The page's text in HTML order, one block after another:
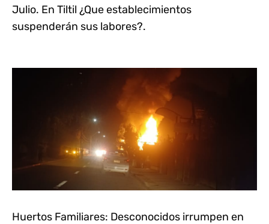
Julio. En Tiltil ¿Que establecimientos
suspenderán sus labores?.
Huertos Familiares: Desconocidos irrumpen en